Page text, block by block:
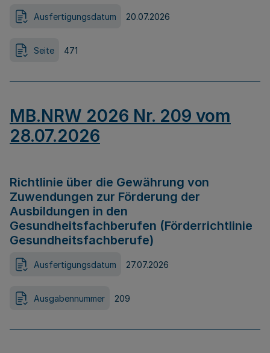
Ausfertigungsdatum 20.07.2026
Seite 471
MB.NRW 2026 Nr. 209 vom
28.07.2026
Richtlinie über die Gewährung von
Zuwendungen zur Förderung der
Ausbildungen in den
Gesundheitsfachberufen (Förderrichtlinie
Gesundheitsfachberufe)
Ausfertigungsdatum 27.07.2026
Ausgabennummer 209